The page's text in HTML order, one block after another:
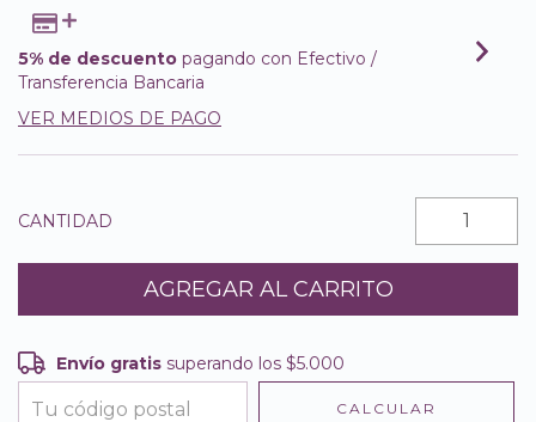
5% de descuento pagando con Efectivo /
Transferencia Bancaria
VER MEDIOS DE PAGO
CANTIDAD
Envío gratis $5.000
Envío gratis superando los$5.000
CALCULAR